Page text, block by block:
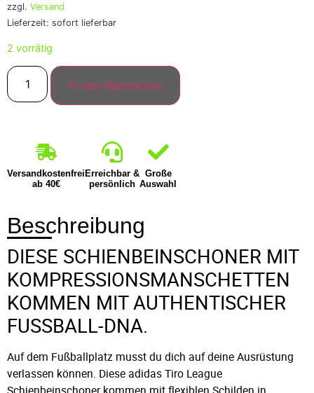
zzgl. Versand
Lieferzeit: sofort lieferbar
2 vorrätig
In den Warenkorb
Versandkostenfrei
ab 40€
Erreichbar &
persönlich
Große
Auswahl
Beschreibung
DIESE SCHIENBEINSCHONER MIT
KOMPRESSIONSMANSCHETTEN
KOMMEN MIT AUTHENTISCHER
FUSSBALL-DNA.
Auf dem Fußballplatz musst du dich auf deine Ausrüstung
verlassen können. Diese adidas Tiro League